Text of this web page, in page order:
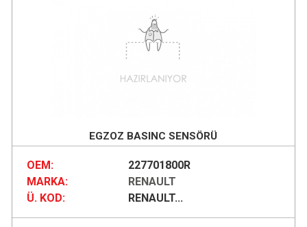
EGZOZ BASINC SENSÖRÜ
OEM:
227701800R
MARKA:
RENAULT
Ü. KOD:
RENAULT...